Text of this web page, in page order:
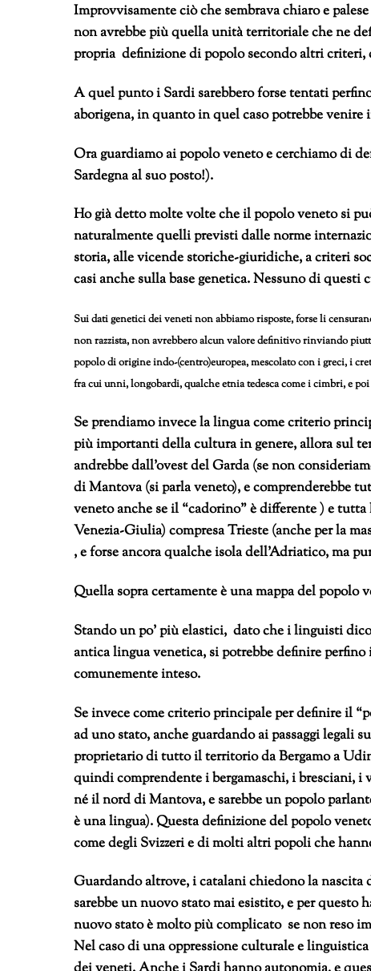
Improvvisamente ciò che sembrava chiaro e
non avrebbe più quella unità territoriale che ne
propria definizione di popolo secondo altri criteri,
A quel punto i Sardi sarebbero forse tentati
aborigena, in quanto in quel caso potrebbe venire
Ora guardiamo ai popolo veneto e cerchiamo di
Sardegna al suo posto!).
Ho già detto molte volte che il popolo veneto si
naturalmente quelli previsti dalle norme
storia, alle vicende storiche-giuridiche, a criteri
casi anche sulla base genetica. Nessuno di questi
Sui dati genetici dei veneti non abbiamo risposte, forse li
non razzista, non avrebbero alcun valore definitivo rinviando
popolo di origine indo-(centro)europea, mescolato con i greci, i
fra cui unni, longobardi, qualche etnia tedesca come i cimbri, e
Se prendiamo invece la lingua come criterio
più importanti della cultura in genere, allora sul
andrebbe dall’ovest del Garda (se non
di Mantova (si parla veneto), e comprenderebbe
veneto anche se il “cadorino” è differente ) e
Venezia-Giulia) compresa Trieste (anche per la
, e forse ancora qualche isola dell’Adriatico, ma
Quella sopra certamente è una mappa del popolo
Stando un po’ più elastici, dato che i linguisti
antica lingua venetica, si potrebbe definire
comunemente inteso.
Se invece come criterio principale per definire il
ad uno stato, anche guardando ai passaggi legali
proprietario di tutto il territorio da Bergamo a
quindi comprendente i bergamaschi, i bresciani,
né il nord di Mantova, e sarebbe un popolo
è una lingua). Questa definizione del popolo
come degli Svizzeri e di molti altri popoli che
Guardando altrove, i catalani chiedono la
sarebbe un nuovo stato mai esistito, e per
nuovo stato è molto più complicato se non reso
Nel caso di una oppressione culturale e